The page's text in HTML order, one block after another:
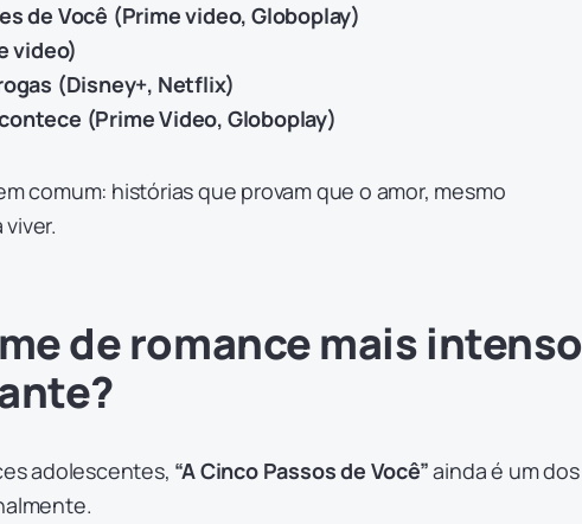
de Você (Prime video, Globoplay)
video)
(Disney+, Netflix)
(Prime Video, Globoplay)
comum: histórias que provam que o amor, mesmo
de romance mais intenso
adolescentes, “A Cinco Passos de Você”ainda é um dos